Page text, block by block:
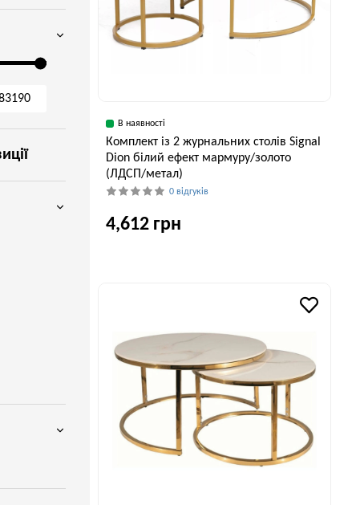
В наявності
Комплект із 2 журнальних столів Signal
Dion білий ефект мармуру/золото
(ЛДСП/метал)
0 відгуків
4,612 грн
48 см